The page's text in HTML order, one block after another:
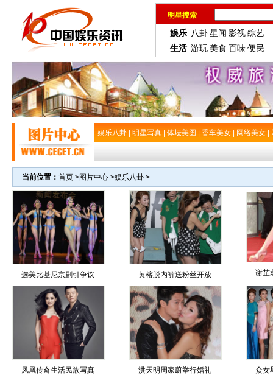
明星搜索
娱乐 八卦星闻 影视综艺
生活 游玩 美食 百味便民
娱乐八卦 明星写真 体坛美图 香车美女 网络美女
当前位置： 首页 >图片中心 >娱乐八卦 >
选美比基尼京剧引争议 黄榕脱内裤送粉丝开放 谢芷
凤凰传奇生活民族写真 洪天明周家蔚举行婚礼 众女